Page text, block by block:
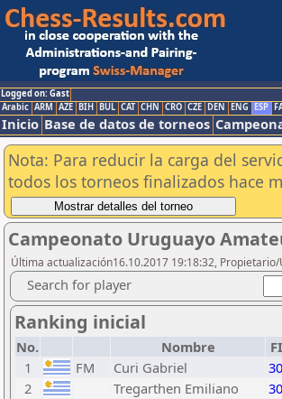
Logged on: Gast
Arabic ARM AZE BIH BUL CAT CHN CRO CZE DEN ENG ESP
Inicio Base de datos de torneos
Nota: Para reducir la carga del
todos los torneos finalizados hace
Campeonato Uruguayo
Última actualización16.10.2017 19:18:32,
Search for player
Ranking inicial
No. Nombre
1
FM Curi Gabriel
2
Tregarthen Emiliano